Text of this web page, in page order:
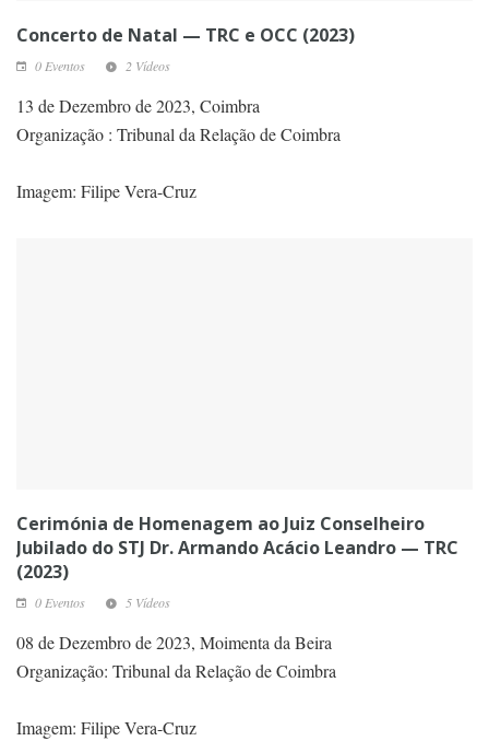
Concerto de Natal — TRC e OCC (2023)
0 Eventos 2 Vídeos
13 de Dezembro de 2023, Coimbra
Organização : Tribunal da Relação de Coimbra
Imagem: Filipe Vera-Cruz
Cerimónia de Homenagem ao Juiz Conselheiro
Jubilado do STJ Dr. Armando Acácio Leandro — TRC
(2023)
0 Eventos 5 Vídeos
08 de Dezembro de 2023, Moimenta da Beira
Organização: Tribunal da Relação de Coimbra
Imagem: Filipe Vera-Cruz